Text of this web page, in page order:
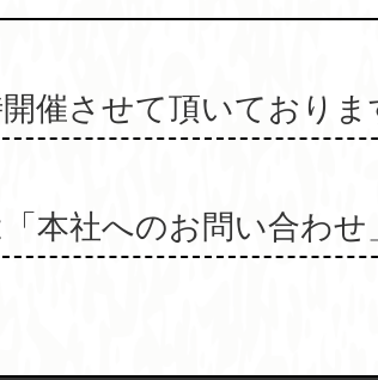
催させて頂いておりま
本社へのお問い合わ